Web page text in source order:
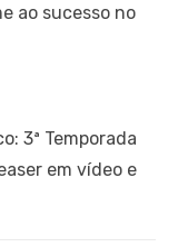
ao sucesso no
3ª Temporada
em vídeo e